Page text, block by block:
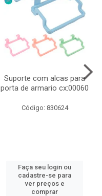
Suporte com alcas para
porta de armario cx:00060
Código: 830624
Faça seu login ou
cadastre-se para
ver preços e
comprar